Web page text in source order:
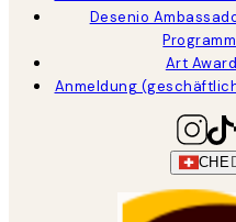
Desenio
Art
Anmeldung
CHE